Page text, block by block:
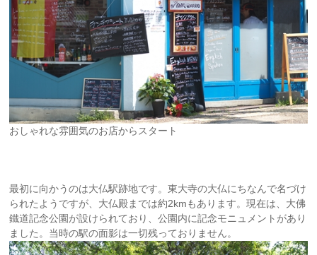
おしゃれな雰囲気のお店からスタート
最初に向かうのは大仏駅跡地です。東大寺の大仏にちなんで名づけ
られたようですが、大仏殿までは約2kmもあります。現在は、大佛
鐵道記念公園が設けられており、公園内に記念モニュメントがあり
ました。当時の駅の面影は一切残っておりません。